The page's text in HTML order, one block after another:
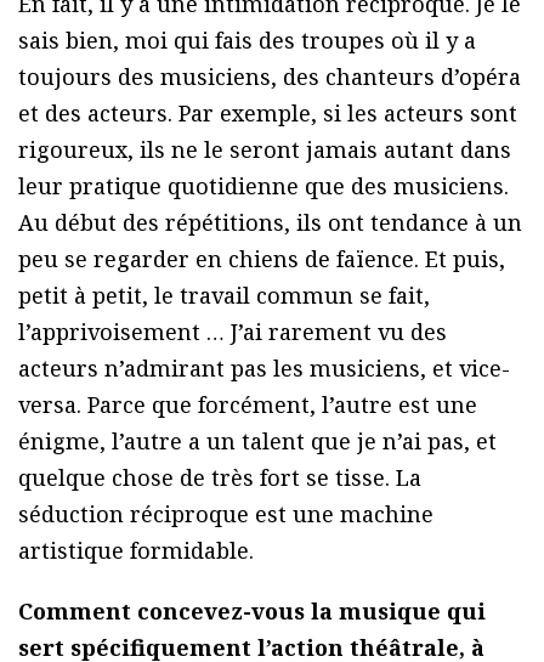
sais bien, moi qui fais des troupes où il y a
toujours des musiciens, des chanteurs d’opéra
et des acteurs. Par exemple, si les acteurs sont
rigoureux, ils ne le seront jamais autant dans
leur pratique quotidienne que des musiciens.
Au début des répétitions, ils ont tendance à un
peu se regarder en chiens de faïence. Et puis,
petit à petit, le travail commun se fait,
l’apprivoisement … J’ai rarement vu des
acteurs n’admirant pas les musiciens, et vice-
versa. Parce que forcément, l’autre est une
énigme, l’autre a un talent que je n’ai pas, et
quelque chose de très fort se tisse. La
séduction réciproque est une machine
artistique formidable.
Comment concevez-vous la musique qui
sert spécifiquement l’action théâtrale, à